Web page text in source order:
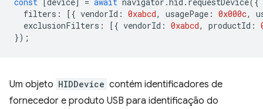
filters : [{ vendorId : 0xabcd, usagePage : 0x000c,
exclusionFilters : [{ vendorId : 0xabcd, productId :
});
Um objeto HIDDevice contém identificadores de
fornecedor e produto USB para identificação do